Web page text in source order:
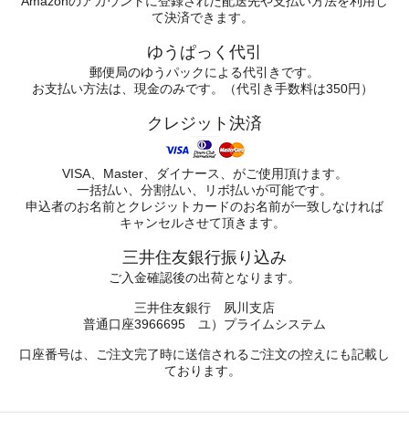
て決済できます。
ゆうぱっく代引
郵便局のゆうパックによる代引きです。
お支払い方法は、現金のみです。（代引き手数料は350円）
クレジット決済
VISA、Master、ダイナース、がご使用頂けます。
一括払い、分割払い、リボ払いが可能です。
申込者のお名前とクレジットカードのお名前が一致しなければ
キャンセルさせて頂きます。
三井住友銀行振り込み
ご入金確認後の出荷となります。
三井住友銀行 夙川支店
普通口座3966695 ユ）プライムシステム
口座番号は、ご注文完了時に送信されるご注文の控えにも記載し
ております。